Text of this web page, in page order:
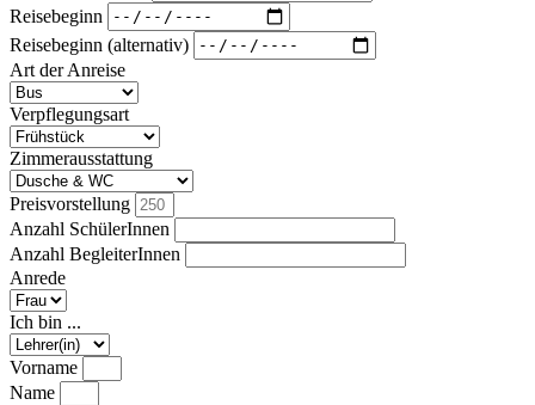
Reisebeginn
Reisebeginn (alternativ)
Art der Anreise
Verpflegungsart
Zimmerausstattung
Preisvorstellung
Anzahl SchülerInnen
Anzahl BegleiterInnen
Anrede
Ich bin ...
Vorname
Name